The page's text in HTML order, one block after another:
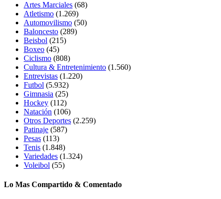
Artes Marciales (68)
Atletismo (1.269)
Automovilismo (50)
Baloncesto (289)
Beisbol (215)
Boxeo (45)
Ciclismo (808)
Cultura & Entretenimiento (1.560)
Entrevistas (1.220)
Futbol (5.932)
Gimnasia (25)
Hockey (112)
Natación (106)
Otros Deportes (2.259)
Patinaje (587)
Pesas (113)
Tenis (1.848)
Variedades (1.324)
Voleibol (55)
Lo Mas Compartido & Comentado